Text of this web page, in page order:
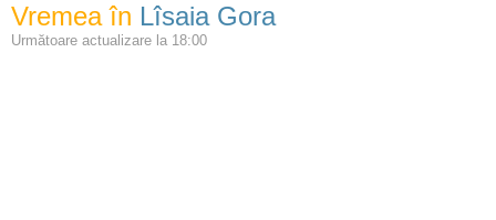
Vremea în Lîsaia Gora
Următoare actualizare la 18:00